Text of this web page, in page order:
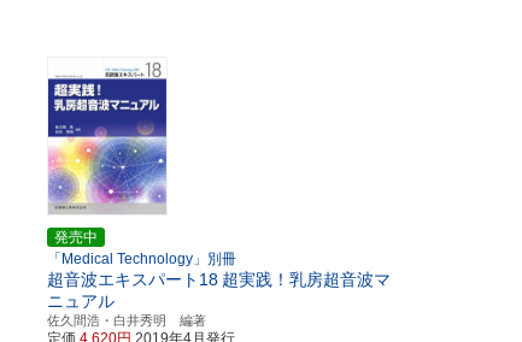
発売中
「Medical Technology」別冊
超音波エキスパート18 超実践！乳房超音波マ
ニュアル
佐久間浩・白井秀明 編著